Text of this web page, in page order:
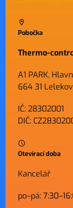
Pobočka
Thermo-
A1 PARK,
664 31
IČ: 28302001
DIČ:
Otevírací doba
Kancelář
po–pá: